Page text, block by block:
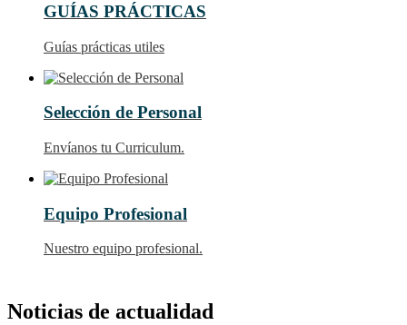
GUÍAS PRÁCTICAS
Guías prácticas utiles
Selección de Personal
Envíanos tu Curriculum.
Equipo Profesional
Nuestro equipo profesional.
Noticias de actualidad